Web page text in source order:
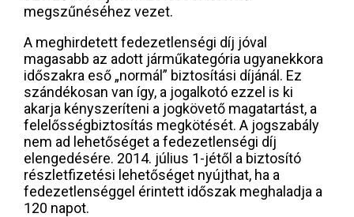
megszűnéséhez vezet.
A meghirdetett fedezetlenségi díj jóval
magasabb az adott járműkategória ugyanekkora
időszakra eső „normál” biztosítási díjánál. Ez
szándékosan van így, a jogalkotó ezzel is ki
akarja kényszeríteni a jogkövető magatartást, a
felelősségbiztosítás megkötését. A jogszabály
nem ad lehetőséget a fedezetlenségi díj
elengedésére. 2014. július 1-jétől a biztosító
részletfizetési lehetőséget nyújthat, ha a
fedezetlenséggel érintett időszak meghaladja a
120 napot.